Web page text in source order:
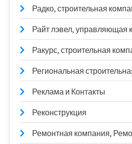
Радко, строительная
Райт лэвел, управляющая
Ракурс, строительная
Региональная
Реклама и Контакты
Реконструкция
Ремонтная компания,